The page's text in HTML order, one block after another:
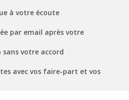
à votre écoute
par email après votre
sans votre accord
avec vos faire-part et vos